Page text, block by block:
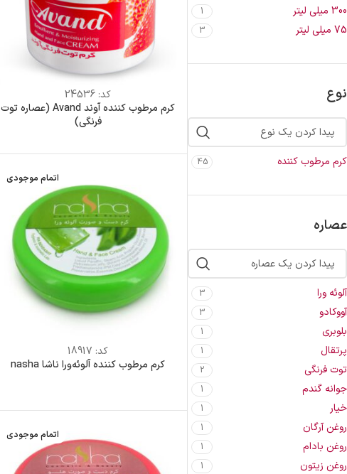
300 میلی لیتر 1
75 میلی لیتر 3
نوع
کرم مرطوب کننده 45
عصاره
آلوئه ورا 3
آووکادو 3
بلوبری 1
پرتقال 1
توت فرنگی 2
جوانه گندم 1
خیار 1
روغن آرگان 1
روغن بادام 1
روغن زیتون 1
کد: 24536
کرم مرطوب کننده آوند Avand (عصاره توت
فرنگی)
اتمام موجودی
کد: 18917
کرم مرطوب کننده آلوئه‌ورا ناشا nasha
اتمام موجودی